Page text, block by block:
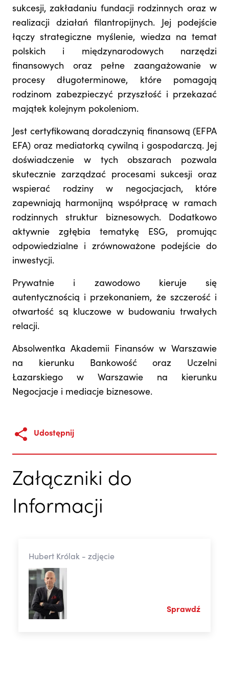
sukcesji, zakładaniu fundacji rodzinnych oraz w
realizacji działań filantropijnych. Jej podejście
łączy strategiczne myślenie, wiedza na temat
polskich i międzynarodowych narzędzi
finansowych oraz pełne zaangażowanie w
procesy długoterminowe, które pomagają
rodzinom zabezpieczyć przyszłość i przekazać
majątek kolejnym pokoleniom.
Jest certyfikowaną doradczynią finansową (EFPA
EFA) oraz mediatorką cywilną i gospodarczą. Jej
doświadczenie w tych obszarach pozwala
skutecznie zarządzać procesami sukcesji oraz
wspierać rodziny w negocjacjach, które
zapewniają harmonijną współpracę w ramach
rodzinnych struktur biznesowych. Dodatkowo
aktywnie zgłębia tematykę ESG, promując
odpowiedzialne i zrównoważone podejście do
inwestycji.
Prywatnie i zawodowo kieruje się
autentycznością i przekonaniem, że szczerość i
otwartość są kluczowe w budowaniu trwałych
relacji.
Absolwentka Akademii Finansów w Warszawie
na kierunku Bankowość oraz Uczelni
Łazarskiego w Warszawie na kierunku
Negocjacje i mediacje biznesowe.
Udostępnij
Załączniki do
Informacji
Hubert Królak - zdjęcie
Sprawdź